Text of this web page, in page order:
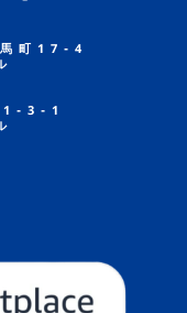
馬町17-4
1-3-1